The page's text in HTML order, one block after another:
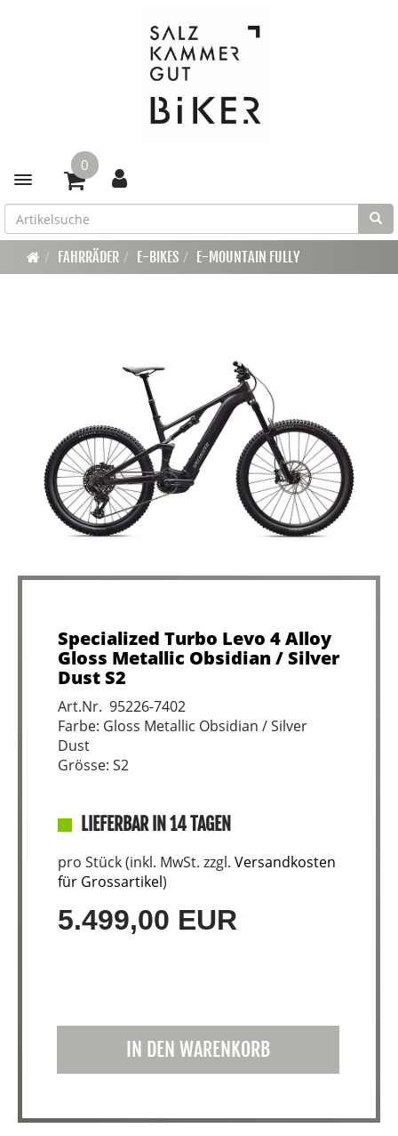
Toggle navigation
0
FAHRRÄDER E-BIKES E-MOUNTAIN FULLY
Specialized Turbo Levo 4 Alloy
Gloss Metallic Obsidian / Silver
Dust S2
Art.Nr. 95226-7402
Farbe: Gloss Metallic Obsidian / Silver
Dust
Grösse: S2
LIEFERBAR IN 14 TAGEN
pro Stück (inkl. MwSt. zzgl. Versandkosten
für Grossartikel)
5.499,00 EUR
IN DEN WARENKORB